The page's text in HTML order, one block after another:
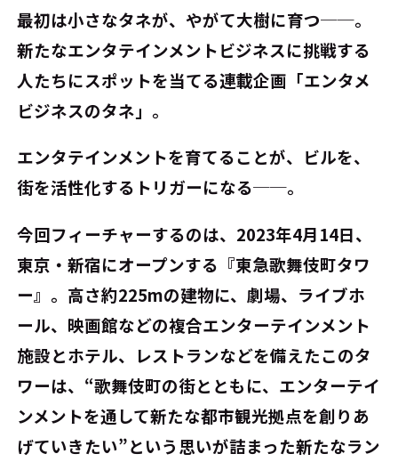
最初は小さなタネが、やがて大樹に育つ──。
新たなエンタテインメントビジネスに挑戦する
人たちにスポットを当てる連載企画「エンタメ
ビジネスのタネ」。
エンタテインメントを育てることが、ビルを、
街を活性化するトリガーになる──。
今回フィーチャーするのは、2023年4月14日、
東京・新宿にオープンする『東急歌舞伎町タワ
ー』。高さ約225mの建物に、劇場、ライブホ
ール、映画館などの複合エンターテインメント
施設とホテル、レストランなどを備えたこのタ
ワーは、“歌舞伎町の街とともに、エンターテイ
ンメントを通して新たな都市観光拠点を創りあ
げていきたい”という思いが詰まった新たなラン